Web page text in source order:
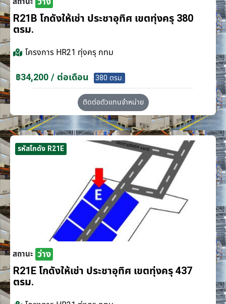
R21B โกดังให้เช่า ประชาอุทิศ เขตทุ่งครุ 380
ตรม.
โครงการ HR21 ทุ่งครุ กทม
฿34,200 / ต่อเดือน 380 ตรม.
ติดต่อตัวแทนจำหน่าย
รหัสโกดัง R21E
สถานะ ว่าง
R21E โกดังให้เช่า ประชาอุทิศ เขตทุ่งครุ 437
ตรม.